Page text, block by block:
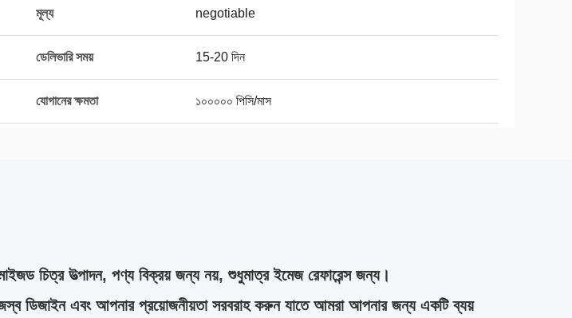
মূল্য negotiable
ডেলিভারি সময় 15-20 দিন
যোগানের ক্ষমতা ১০০০০০ পিসি/মাস
চিত্র উত্পাদন, পণ্য বিক্রয় জন্য নয়, শুধুমাত্র ইমেজ রেফারেন্স জন্য।
ডিজাইন এবং আপনার প্রয়োজনীয়তা সরবরাহ করুন যাতে আমরা আপনার জন্য একটি ব্যয়